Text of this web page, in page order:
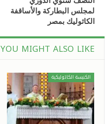
لمجلس البطاركة والأساقفة
الكاثوليك بمصر
YOU MIGHT ALSO LIKE
الكنيسة الكاثوليكية